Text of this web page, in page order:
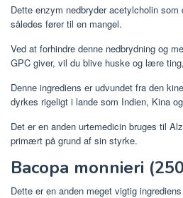
Dette enzym nedbryder acetylcholin
således fører til en mangel.
Ved at forhindre denne nedbrydning og
GPC giver, vil du blive huske og lære
Denne ingrediens er udvundet fra den
dyrkes rigeligt i lande som Indien, Kina
Det er en anden urtemedicin bruges til
primært på grund af sin styrke.
Bacopa monnieri
Dette er en anden meget vigtig